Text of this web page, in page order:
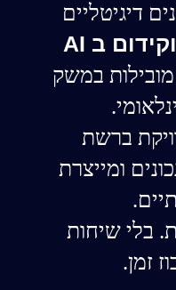
דיגיטליים
במשק
מדויקת ברשת
ומייצרת
בלי שיחות
זמן.